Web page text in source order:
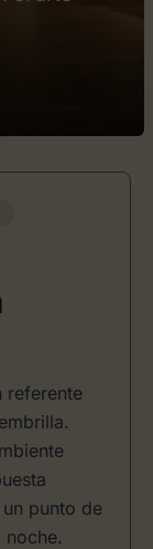
referente
punto de